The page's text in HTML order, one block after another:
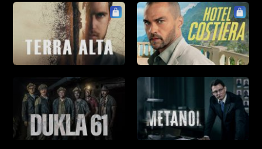
obyczajowe
sensacyjne
telenowele
dokumentalne
komediowe
Najnowsze
A-Z
Z-A